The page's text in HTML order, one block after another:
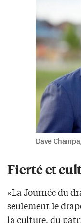
Dave
Fierté et
«La Journée du
seulement le
la culture, du